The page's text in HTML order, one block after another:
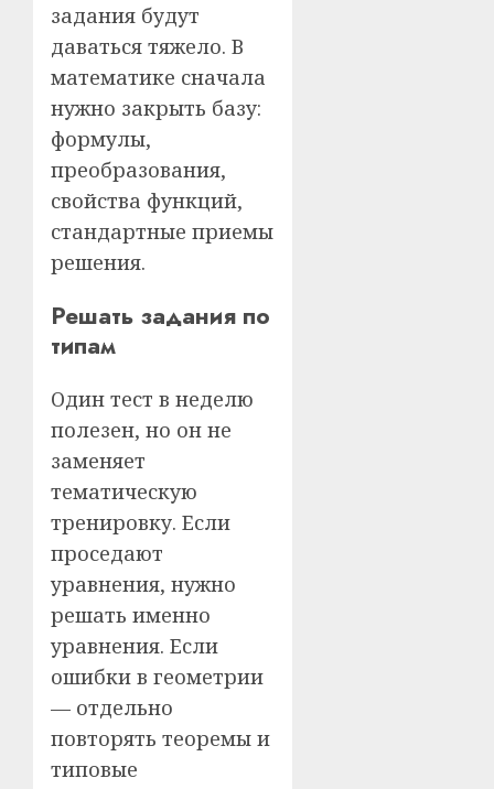
задания будут
даваться тяжело. В
математике сначала
нужно закрыть базу:
формулы,
преобразования,
свойства функций,
стандартные приемы
решения.
Решать задания по
типам
Один тест в неделю
полезен, но он не
заменяет
тематическую
тренировку. Если
проседают
уравнения, нужно
решать именно
уравнения. Если
ошибки в геометрии
— отдельно
повторять теоремы и
типовые